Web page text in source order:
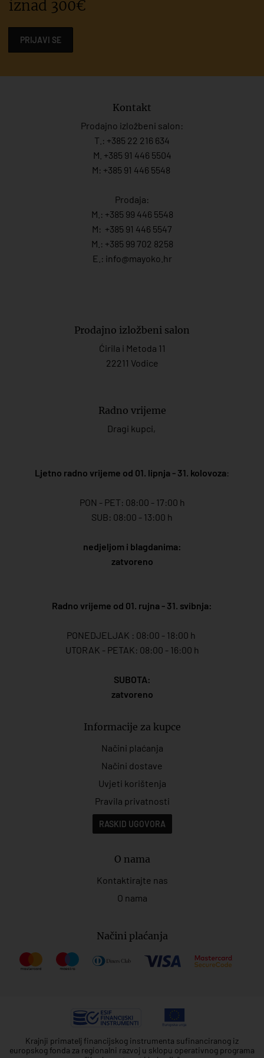
iznad 300€
PRIJAVI SE
Kontakt
Prodajno izložbeni salon:
T.: +385 22 216 634
M. +385 91 446 5504
M: +385 91 446 5548
Prodaja:
M.: +385 99 446 5548
M: +385 91 446 5547
M.: +385 99 702 8258
E.: info@mayoko. hr
Prodajno izložbeni salon
Ćirila i Metoda 11
22211 Vodice
Radno vrijeme
Dragi kupci,
Ljetno radno vrijeme od 01. lipnja - 31. kolovoza:
PON - PET: 08:00 - 17:00 h
SUB: 08:00 - 13:00 h
nedjeljom i blagdanima:
zatvoreno
Radno vrijeme od 01. rujna - 31. svibnja:
PONEDJELJAK : 08:00 - 18:00 h
UTORAK - PETAK: 08:00 - 16:00 h
SUBOTA:
zatvoreno
Informacije za kupce
Načini plaćanja
Načini dostave
Uvjeti korištenja
Pravila privatnosti
RASKID UGOVORA
O nama
Kontaktirajte nas
O nama
Načini plaćanja
Krajnji primatelj financijskog instrumenta sufinanciranog iz
europskog fonda za regionalni razvoj u sklopu operativnog programa